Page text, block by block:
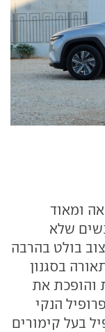
ומאוד
שלא
בולט בהרבה
בסגנון
והופכת את
הנקי
בעל קימורים